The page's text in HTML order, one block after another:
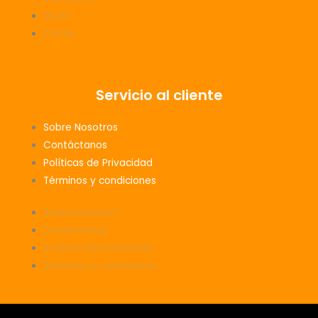
Drum
Cintas
Servicio al cliente
Sobre Nosotros
Contáctanos
Políticas de Privacidad
Términos y condiciones
Sobre Nosotros
Contáctanos
Políticas de Privacidad
Términos y condiciones